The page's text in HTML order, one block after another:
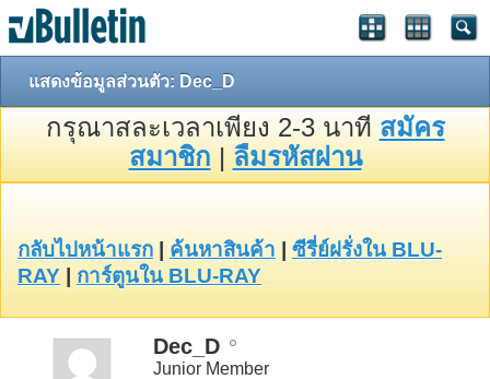
แสดงข้อมูลส่วนตัว: Dec_D
กรุณาสละเวลาเพียง 2-3 นาที สมัคร
สมาชิก | ลืมรหัสผ่าน
กลับไปหน้าแรก ค้นหาสินค้า
ซีรี่ย์ฝรั่งใน BLU-
RAY
การ์ตูนใน BLU-RAY
Dec_D
Junior Member